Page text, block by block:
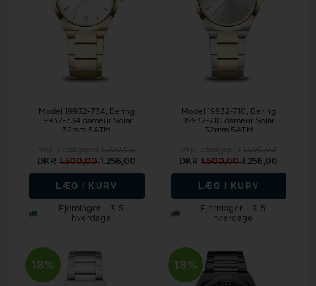
Model 19932-734
Bering
19932-734 dameur Solar
32mm 5ATM
DKR 1.500,001.256,00
LÆG I KURV
Fjernlager - 3-5
hverdage
Model 19932-710
Bering
19932-710 dameur Solar
32mm 5ATM
DKR1.500,001.256,00
LÆG I KURV
Fjernlager - 3-5
hverdage
18% 18%